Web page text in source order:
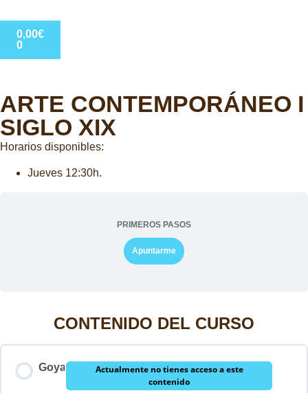
0,00€
0
ARTE CONTEMPORÁNEO I
SIGLO XIX
Horarios disponibles:
Jueves 12:30h.
PRIMEROS PASOS
Apuntarme
CONTENIDO DEL CURSO
Goya
Actualmente no tienes acceso a este
contenido